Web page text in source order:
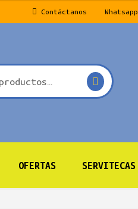
Contáctanos Whatsapp
OFERTAS SERVITECAS